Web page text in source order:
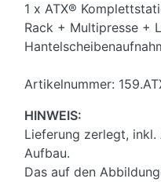
1 x ATX®
Rack + Multipresse +
Artikelnummer:
HINWEIS:
Lieferung zerlegt,
Aufbau.
Das auf den